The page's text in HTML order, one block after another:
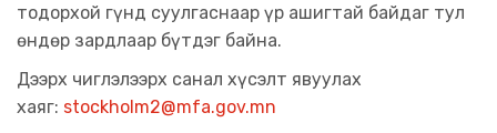
тодорхой гүнд суулгаснаар үр ашигтай байдаг тул
өндөр зардлаар бүтдэг байна.
Дээрх чиглэлээрх санал хүсэлт явуулах
хаяг: stockholm2@mfa.gov.mn